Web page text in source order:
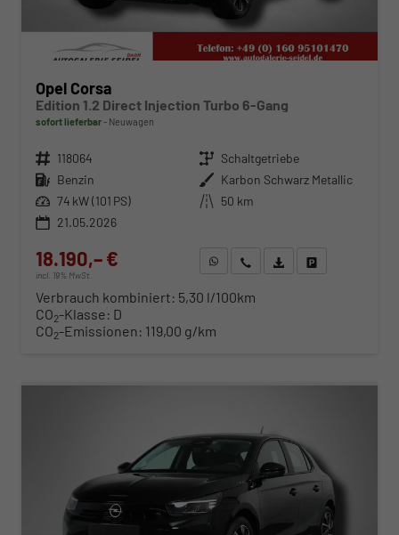
Opel Corsa
Edition 1.2 Direct Injection Turbo 6-Gang
sofort lieferbar Neuwagen
Fahrzeugnr. 118064 Getriebe Schaltgetriebe
Kraftstoff Benzin Außenfarbe Karbon Schwarz Metallic
Leistung 74 kW (101 PS) Kilometerstand 50 km
21.05.2026
18.190,– €
incl. 19% MwSt.
WhatsApp anfragen
Wir rufen Sie anFahrzeugexposé (PDF)
Verbrauch kombiniert: 5,30 l/100km
CO2-Klasse: D
CO2-Emissionen: 119,00 g/km